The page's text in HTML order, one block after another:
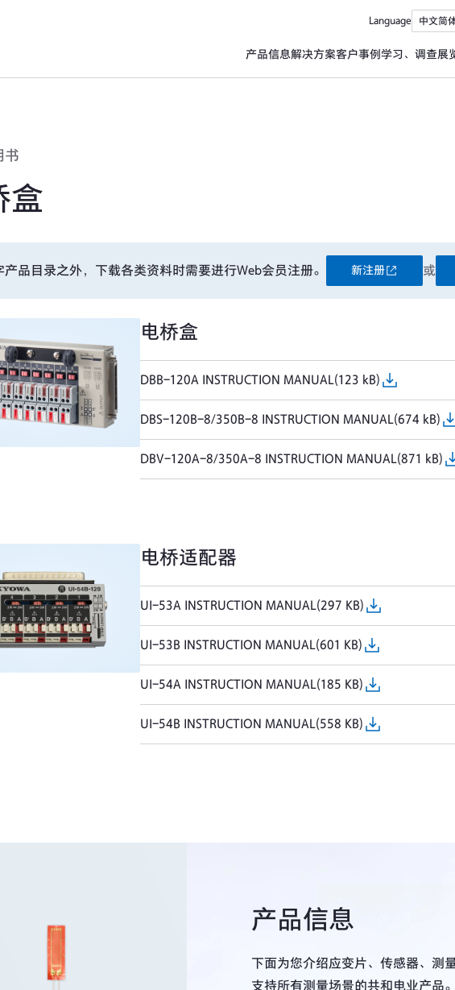
Language 中文简
产品信息解决方案客户事例 学习、调查展
书
盒
产品目录之外，下载各类资料时需要进行Web会员注册。 新注册 或
电桥盒
DBB-120A INSTRUCTION MANUAL(123 kB)
DBS-120B-8/350B-8 INSTRUCTION MANUAL(674 kB)
DBV-120A-8/350A-8 INSTRUCTION MANUAL(871 kB)
电桥适配器
UI-53A INSTRUCTION MANUAL(297 KB)
UI-53B INSTRUCTION MANUAL(601 KB)
UI-54A INSTRUCTION MANUAL(185 KB)
UI-54B INSTRUCTION MANUAL(558 KB)
产品信息
下面为您介绍应变片、传感器、测
支持所有测量场景的共和电业产品。